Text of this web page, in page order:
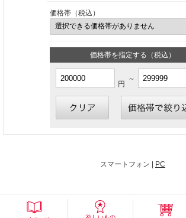
価格帯（税込）
価格帯を指定する（税込）
円
～
スマートフォン | PC